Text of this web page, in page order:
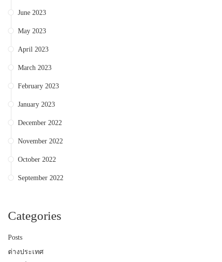
June 2023
May 2023
April 2023
March 2023
February 2023
January 2023
December 2022
November 2022
October 2022
September 2022
Categories
Posts
ต่างประเทศ